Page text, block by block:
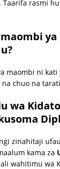
. Taarifa rasmi
maombi ni kati
chuo na
wa
zinahitaji
kama za
wahitimu wa